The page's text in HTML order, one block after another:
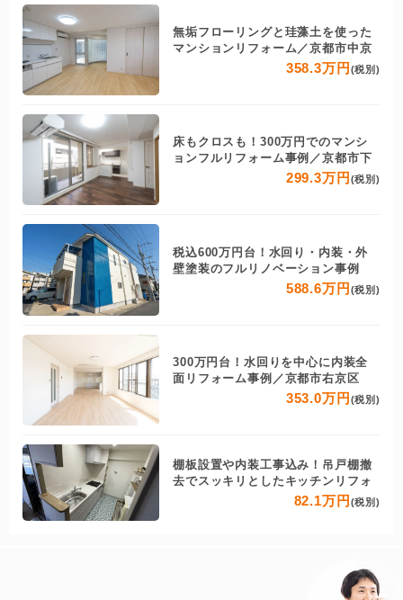
無垢フローリングと珪藻土を使った
マンションリフォーム／京都市中京
358.3万円 (税別)
床もクロスも！300万円でのマンシ
ョンフルリフォーム事例／京都市下
299.3万円 (税別)
税込600万円台！水回り・内装・外
壁塗装のフルリノベーション事例
588.6万円 (税別)
300万円台！水回りを中心に内装全
面リフォーム事例／京都市右京区
353.0万円 (税別)
棚板設置や内装工事込み！吊戸棚撤
去でスッキリとしたキッチンリフォ
82.1万円 (税別)